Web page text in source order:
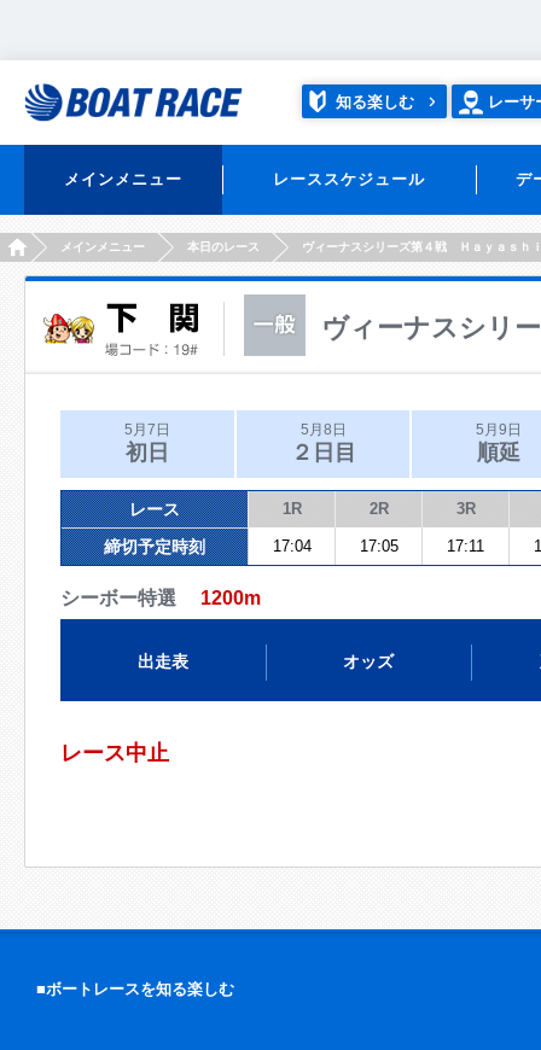
知る楽しむ レーサ
メインメニュー レーススケジュール デ
HOMEメインメニュー 本日のレース ヴィーナスシリーズ第４戦 Ｈａｙａｓｈ
ヴィーナスシリ
5月7日
初日
5月8日
２日目
5月9日
順延
レース 1R 2R 3R
締切予定時刻 17:04 17:05 17:11
シーボー特選 1200m
出走表 オッズ
レース中止
■ボートレースを知る楽しむ